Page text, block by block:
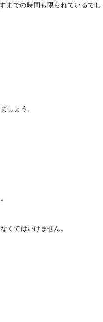
までの時間も限られているでし
しょう。
くてはいけません。